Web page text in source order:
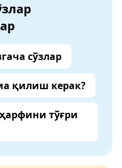
сўзлар
қилиш керак?
тўғри